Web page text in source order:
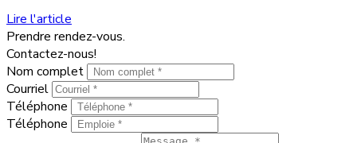
Lire l'article
Prendre rendez-vous.
Contactez-nous!
Nom complet
Courriel
Téléphone
Téléphone